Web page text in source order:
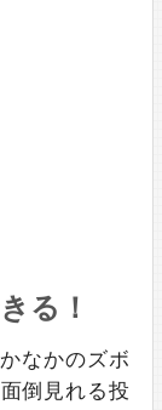
る！
なかのズボ
倒見れる投